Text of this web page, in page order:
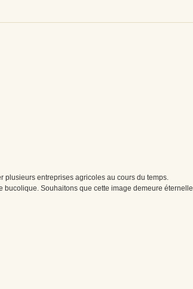
plusieurs entreprises agricoles au cours du temps.
Souhaitons que cette image demeure éternelle